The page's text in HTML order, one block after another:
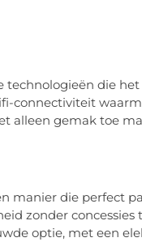
technologieën die
connectiviteit
alleen gemak toe
manier die perfect
zonder concessies
optie, met een